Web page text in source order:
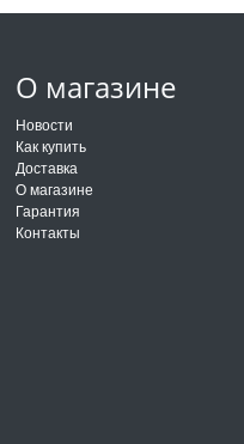
О магазине
Новости
Как купить
Доставка
О магазине
Гарантия
Контакты